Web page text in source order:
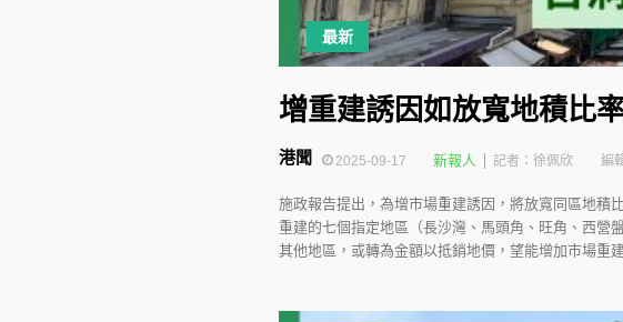
最新
增重建誘因如放寬地積
2025-09-17
港聞 新報人 記者：徐佩欣 編
施政報告提出，為增市場重建誘因，將放寬同區地積
重建的七個指定地區（長沙灣、馬頭角、旺角、西營
其他地區，或轉為金額以抵銷地價，望能增加市場重